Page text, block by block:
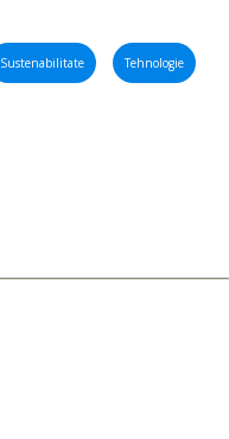
Sustenabilitate Tehnologie